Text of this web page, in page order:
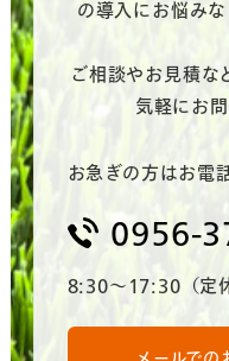
の導入にお悩み
ご相談やお見積な
気軽にお
お急ぎの方はお電
0956-
8:30～17:30（定